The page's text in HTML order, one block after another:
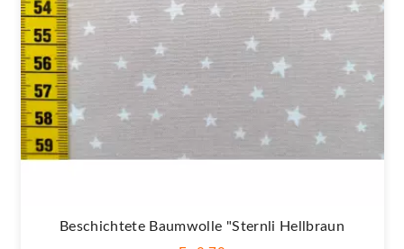
Beschichtete Baumwolle "Sternli Hellbraun